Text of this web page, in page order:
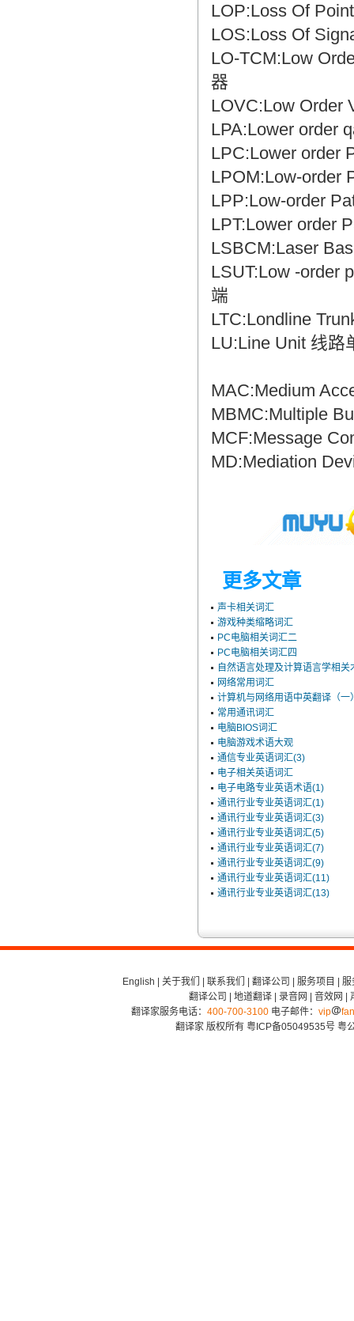
LOP:Loss Of
LOS:Loss Of
LO-TCM:Low
器
LOVC:Low Order
LPA:Lower order
LPC:Lower order
LPOM:Low-order
LPP:Low-order
LPT:Lower order
LSBCM:Laser
LSUT:Low -order
端
LTC:Londline
LU:Line Unit 线路
MAC:Medium
MBMC:Multiple
MCF:Message
MD:Mediation
更多文章
声卡相关词汇
游戏种类缩略词汇
PC电脑相关词汇二
PC电脑相关词汇四
自然语言处理及计算语言学相关
网络常用词汇
计算机与网络用语中英翻译（一
常用通讯词汇
电脑BIOS词汇
电脑游戏术语大观
通信专业英语词汇(3)
电子相关英语词汇
电子电路专业英语术语(1)
通讯行业专业英语词汇(1)
通讯行业专业英语词汇(3)
通讯行业专业英语词汇(5)
通讯行业专业英语词汇(7)
通讯行业专业英语词汇(9)
通讯行业专业英语词汇(11)
通讯行业专业英语词汇(13)
English 关于我们 联系我们 翻译公司 服务项目
服
翻译公司
地道翻译| 录音网 音效网
翻译家服务电话： 400-700-3100电子邮件： vip
翻译家 版权所有 粤ICP备05049535号 粤